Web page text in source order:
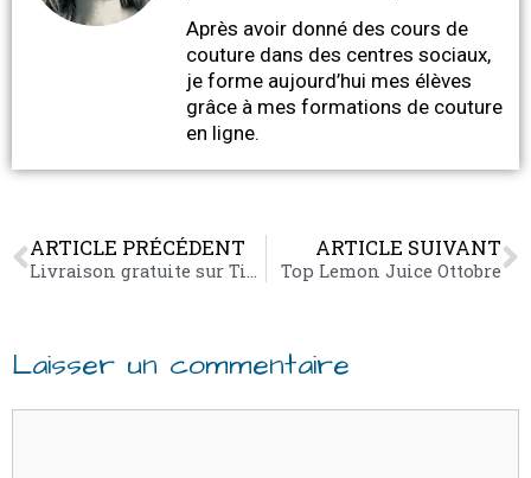
Après avoir donné des cours de
couture dans des centres sociaux,
je forme aujourd’hui mes élèves
grâce à mes formations de couture
en ligne.
ARTICLE PRÉCÉDENT ARTICLE SUIVANT
Top Lemon Juice Ottobre
Laisser un commentaire